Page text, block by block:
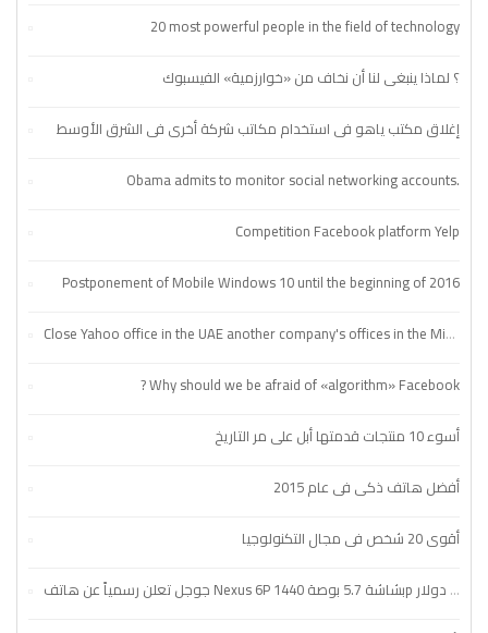
20 most powerful people in the field of technology
؟ لماذا ينبغي لنا أن نخاف من «خوارزمية» الفيسبوك
إغلاق مكتب ياهو في استخدام مكاتب شركة أخرى في الشرق الأوسط
Obama admits to monitor social networking accounts.
Competition Facebook platform Yelp
Postponement of Mobile Windows 10 until the beginning of 2016
Close Yahoo office in the UAE another company's offices in the Middle East
? Why should we be afraid of «algorithm» Facebook
أسوء 10 منتجات قدمتها أبل على مر التاريخ
أفضل هاتف ذكي في عام 2015
أقوى 20 شخص في مجال التكنولوجيا
جوجل تعلن رسمياً عن هاتف Nexus 6P بشاشة 5.7 بوصة 1440p وجسم مصنوع من المعدن بسعر 499 دولار